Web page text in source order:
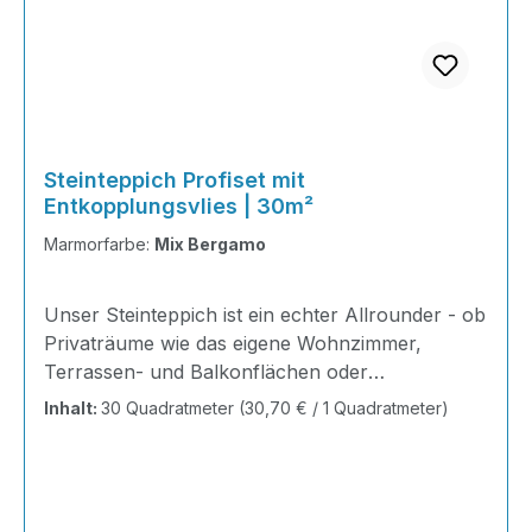
Steinteppich Profiset mit
Entkopplungsvlies | 30m²
Marmorfarbe: Mix Bergamo
Unser Steinteppich ist ein echter Allrounder - ob
Privaträume wie das eigene Wohnzimmer,
Terrassen- und Balkonflächen oder
Gewerbeobjekte und Austellungsräume; unsere
Inhalt: 30 Quadratmeter (30,70 € / 1 Quadratmeter)